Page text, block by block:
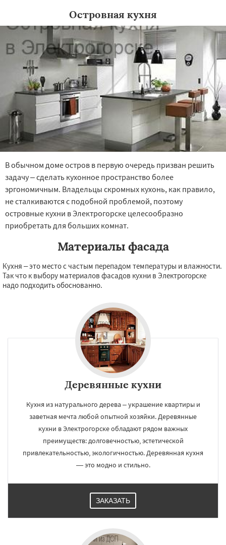
Островная кухня
В обычном доме остров в первую очередь призван решить
задачу – сделать кухонное пространство более
эргономичным. Владельцы скромных кухонь, как правило,
не сталкиваются с подобной проблемой, поэтому
островные кухни в Электрогорске целесообразно
приобретать для больших комнат.
Материалы фасада
Кухня – это место с частым перепадом температуры и влажности.
Так что к выбору материалов фасадов кухни в Электрогорске
надо подходить обоснованно.
Деревянные кухни
Кухня из натурального дерева – украшение квартиры и
заветная мечта любой опытной хозяйки. Деревянные
кухни в Электрогорске обладают рядом важных
преимуществ: долговечностью, эстетической
привлекательностью, экологичностью. Деревянная кухня
— это модно и стильно.
ЗАКАЗАТЬ